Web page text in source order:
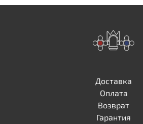
Доставка
Оплата
Возврат
Гарантия